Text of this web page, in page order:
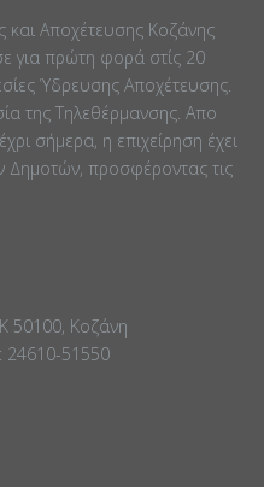
και Αποχέτευσης Κοζάνης
για πρώτη φορά στίς 20
Ύδρευσης Αποχέτευσης.
της Τηλεθέρμανσης. Απο
σήμερα, η επιχείρηση έχει
Δημοτών, προσφέροντας τις
50100, Κοζάνη
24610-51550